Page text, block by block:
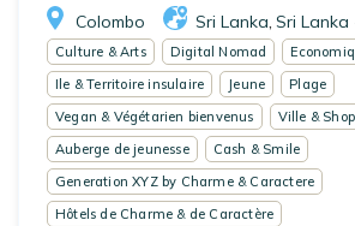
Colombo Sri Lanka Sri Lanka
Culture & Arts Digital Nomad
Ile & Territoire insulaire
Jeune
Plage
Vegan & Végétarien bienvenus
Ville &
Auberge de jeunesse
Cash & Smile
Generation XYZ by Charme & Caractere
Hôtels de Charme & de Caractère